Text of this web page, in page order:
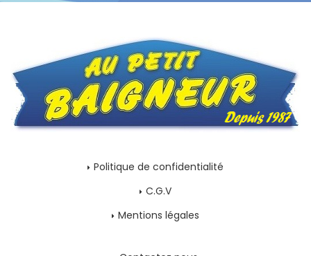
Politique de confidentialité
C.G.V
Mentions légales